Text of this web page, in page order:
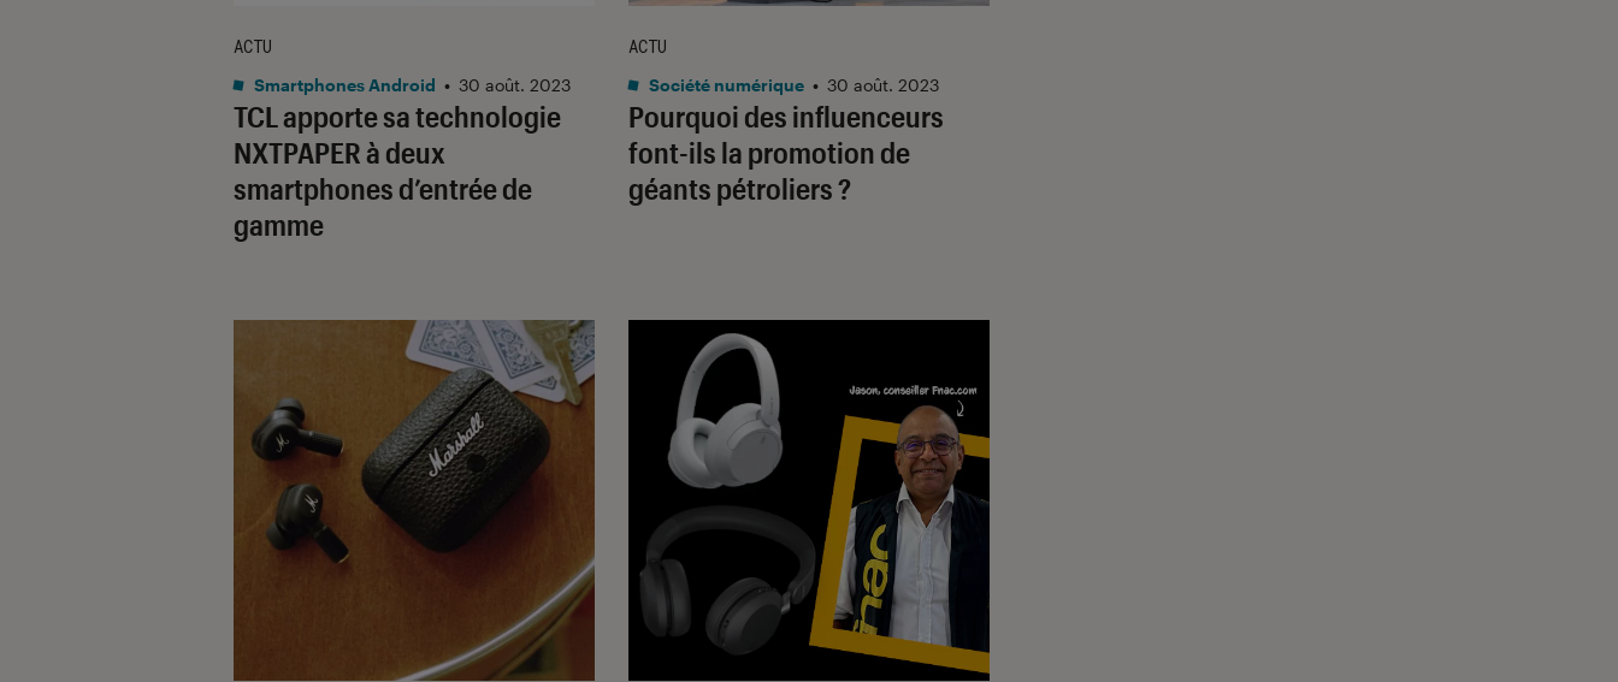
TCL apporte sa technologie
NXTPAPER à deux
smartphones d’entrée de
gamme
ACTU
Smartphones Android • 30 août. 2023
Pourquoi des influenceurs
font-ils la promotion de
géants pétroliers ?
ACTU
Société numérique • 30 août. 2023